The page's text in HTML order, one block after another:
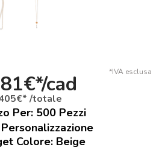
*IVA esclusa
cad
/totale
Per: 500 Pezzi
Colore: Beige